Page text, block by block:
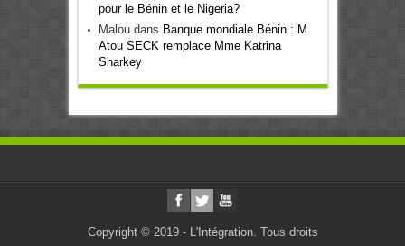
pour le Bénin et le Nigeria?
Maloudans Banque mondiale Bénin : M.
Atou SECK remplace Mme Katrina
Sharkey
Copyright © 2019 - L'Intégration. Tous droits